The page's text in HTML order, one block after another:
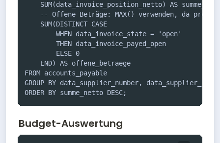
SUM(data_invoice_position_netto) AS
-- Offene Beträge: MAX() verwenden, da pro
    SUM(DISTINCT CASE
        WHEN data_invoice_state = 'open'
        THEN data_invoice_payed_open
        ELSE 0
    END) AS offene_betraege
FROM accounts_payable
GROUP BY data_supplier_number,
ORDER BY summe_netto DESC;
Budget-Auswertung